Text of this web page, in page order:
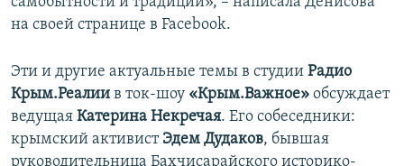
на своей странице в Facebook.
Эти и другие актуальные темы в студии Радио
Крым.Реалии в ток-шоу «Крым.Важное» обсуждает
ведущая Катерина Некречая. Его собеседники:
крымский активист Эдем Дудаков, бывшая
руководительница Бахчисарайского историко-